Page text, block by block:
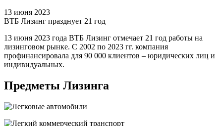
13 июня 2023
ВТБ Лизинг празднует 21 год
13 июня 2023 года ВТБ Лизинг отмечает 21 год работы на
лизинговом рынке. С 2002 по 2023 гг. компания
профинансировала для 90 000 клиентов – юридических лиц и
индивидуальных.
Предметы Лизинга